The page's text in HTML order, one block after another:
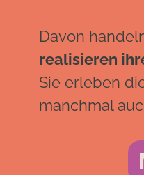
Davon
realisieren
Sie erleben
manchmal